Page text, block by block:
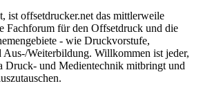
ist offsetdrucker.net das mittlerweile
Fachforum für den Offsetdruck und die
- wie Druckvorstufe,
Aus-/Weiterbildung. Willkommen ist jeder,
Druck- und Medientechnik mitbringt und